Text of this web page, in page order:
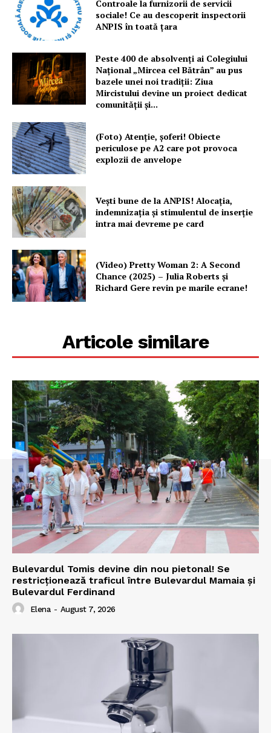
Controale la furnizorii de servicii
sociale! Ce au descoperit inspectorii
ANPIS în toată țara
Peste 400 de absolvenți ai Colegiului
Național „Mircea cel Bătrân” au pus
bazele unei noi tradiții: Ziua
Mircistului devine un proiect dedicat
comunității și...
(Foto) Atenție, șoferi! Obiecte
periculose pe A2 care pot provoca
explozii de anvelope
Vești bune de la ANPIS! Alocația,
indemnizația și stimulentul de inserție
intra mai devreme pe card
(Video) Pretty Woman 2: A Second
Chance (2025) – Julia Roberts și
Richard Gere revin pe marile ecrane!
Articole similare
Bulevardul Tomis devine din nou pietonal! Se
restricționează traficul între Bulevardul Mamaia și
Bulevardul Ferdinand
Elena - August 7, 2026